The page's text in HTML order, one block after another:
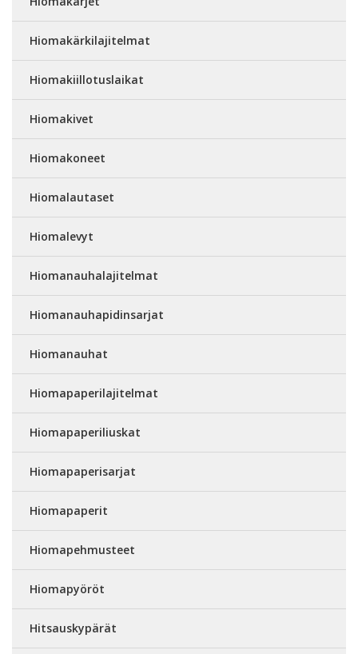
Hiomakärkilajitelmat
Hiomakiillotuslaikat
Hiomakivet
Hiomakoneet
Hiomalautaset
Hiomalevyt
Hiomanauhalajitelmat
Hiomanauhapidinsarjat
Hiomanauhat
Hiomapaperilajitelmat
Hiomapaperiliuskat
Hiomapaperisarjat
Hiomapaperit
Hiomapehmusteet
Hiomapyöröt
Hitsauskypärät